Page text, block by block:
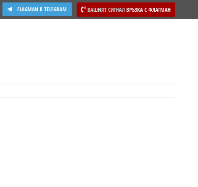
ВАШИЯТ СИГНАЛ ВРЪЗКА С ФЛАГМАН
FLAGMAN В TELEGRAM